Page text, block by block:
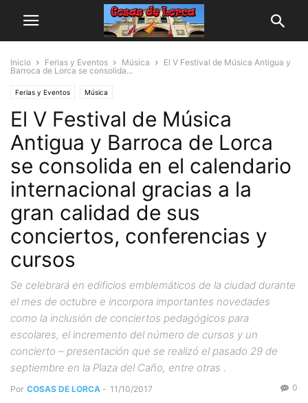
Inicio Ferias y Eventos Música
El V Festival de Música Antigua y
Barroca de Lorca se consolida...
Ferias y Eventos Música
El V Festival de Música
Antigua y Barroca de Lorca
se consolida en el calendario
internacional gracias a la
gran calidad de sus
conciertos, conferencias y
cursos
Se celebrará en edificios emblemáticos de la ciudad durante
el mes de octubre e incorpora importantes novedades
como la inclusión de conciertos pedagógicos para
escolares, el incremento del número de cursos y un
concierto – presentación que se realizó el pasado 29 de
septiembre en la Plaza del Caño, entre otras .
Por COSAS DE LORCA - 11/10/2017 0